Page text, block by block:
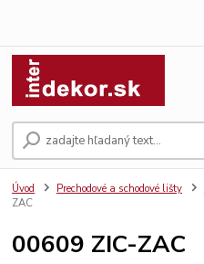
Úvod Prechodové a schodové lišty
ZAC
00609 ZIC-ZAC